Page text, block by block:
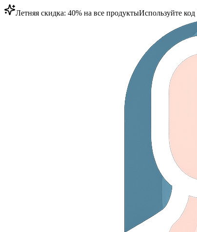
Летняя скидка: 40% на все продуктыИспользуйте код